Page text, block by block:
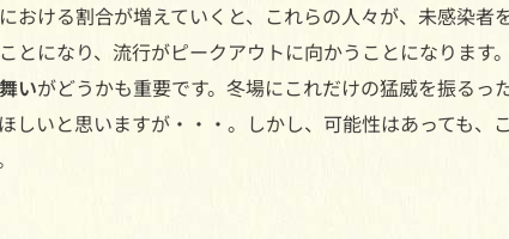
おける割合が増えていくと、これらの人々が、未感染者
とになり、流行がピークアウトに向かうことになります
いがどうかも重要です。冬場にこれだけの猛威を振るっ
しいと思いますが・・・。しかし、可能性はあっても、